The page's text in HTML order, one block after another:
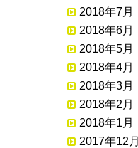
2018年7月
2018年6月
2018年5月
2018年4月
2018年3月
2018年2月
2018年1月
2017年12月